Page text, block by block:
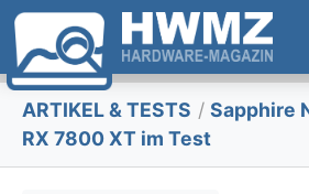
ARTIKEL & TESTS / Sapphire
RX 7800 XT im Test